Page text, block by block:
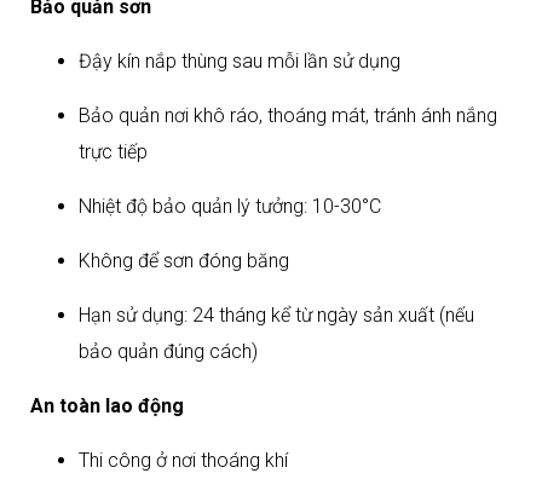
Bảo quản sơn
Đậy kín nắp thùng sau mỗi lần sử dụng
Bảo quản nơi khô ráo, thoáng mát, tránh ánh nắng
trực tiếp
Nhiệt độ bảo quản lý tưởng: 10-30°C
Không để sơn đóng băng
Hạn sử dụng: 24 tháng kể từ ngày sản xuất (nếu
bảo quản đúng cách)​
An toàn lao động
Thi công ở nơi thoáng khí